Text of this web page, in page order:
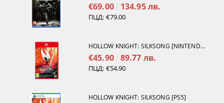
€69.00 134.95 лв.
ПЦД: €79.00
HOLLOW KNIGHT: SILKSONG [NINTENDO SWITCH 2]
€45.90 89.77 лв.
ПЦД: €54.90
HOLLOW KNIGHT: SILKSONG [PS5]